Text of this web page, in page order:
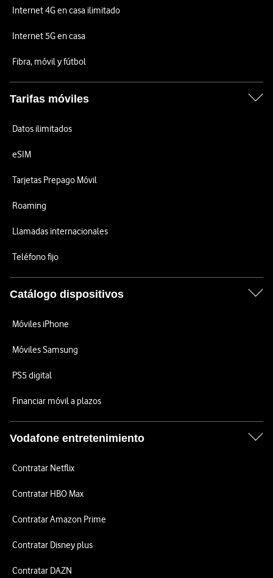
Internet 4G en casa ilimitado
Internet 5G en casa
Fibra, móvil y fútbol
Tarifas móviles
Datos ilimitados
eSIM
Tarjetas Prepago Móvil
Roaming
Llamadas internacionales
Teléfono fijo
Catálogo dispositivos
Móviles iPhone
Móviles Samsung
PS5 digital
Financiar móvil a plazos
Vodafone entretenimiento
Contratar Netflix
Contratar HBO Max
Contratar Amazon Prime
Contratar Disney plus
Contratar DAZN